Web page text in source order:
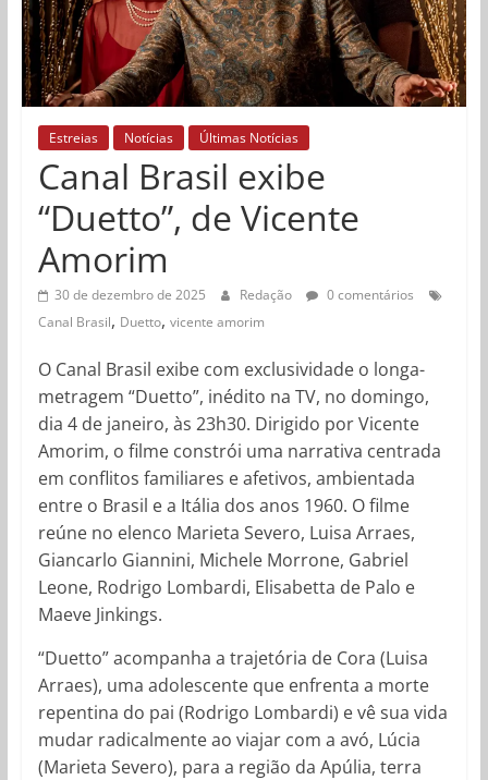
Estreias Notícias Últimas Notícias
Canal Brasil exibe
“Duetto”, de Vicente
Amorim
30 de dezembro de 2025 Redação
0 comentários
Canal Brasil, Duetto, vicente amorim
O Canal Brasil exibe com exclusividade o longa-
metragem “Duetto”, inédito na TV, no domingo,
dia 4 de janeiro, às 23h30. Dirigido por Vicente
Amorim, o filme constrói uma narrativa centrada
em conflitos familiares e afetivos, ambientada
entre o Brasil e a Itália dos anos 1960. O filme
reúne no elenco Marieta Severo, Luisa Arraes,
Giancarlo Giannini, Michele Morrone, Gabriel
Leone, Rodrigo Lombardi, Elisabetta de Palo e
Maeve Jinkings.
“Duetto” acompanha a trajetória de Cora (Luisa
Arraes), uma adolescente que enfrenta a morte
repentina do pai (Rodrigo Lombardi) e vê sua vida
mudar radicalmente ao viajar com a avó, Lúcia
(Marieta Severo), para a região da Apúlia, terra